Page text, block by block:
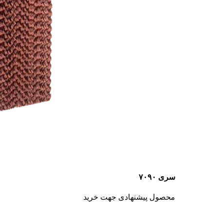
سری ۷۰۹۰
محصول پیشنهادی جهت خرید